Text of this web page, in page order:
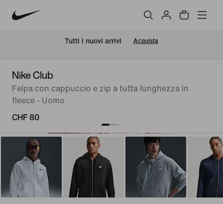
Tutti i nuovi arrivi Acquista
Nike Club
Felpa con cappuccio e zip a tutta lunghezza in
fleece - Uomo
CHF 80